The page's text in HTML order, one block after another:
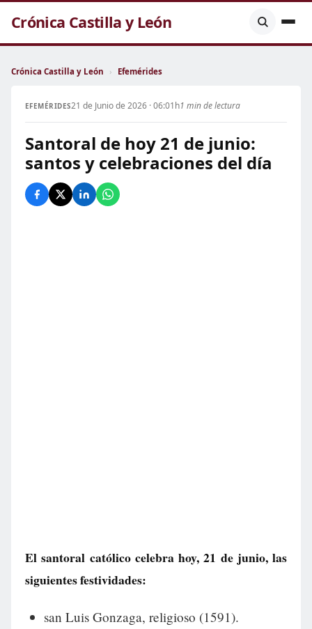
Crónica Castilla y León
Crónica Castilla y León › Efemérides
EFEMÉRIDES21 de Junio de 2026 · 06:01h1 min de lectura
Santoral de hoy 21 de junio:
santos y celebraciones del día
El santoral católico celebra hoy, 21 de junio, las
siguientes festividades:
san Luis Gonzaga, religioso (1591).